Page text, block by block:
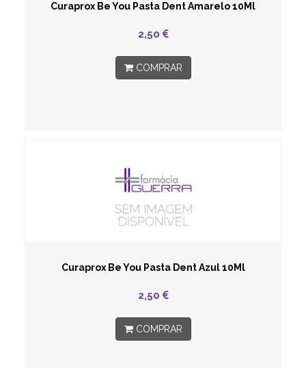
Curaprox Be You Pasta Dent Amarelo 10Ml
2,50
COMPRAR
Curaprox Be You Pasta Dent Azul 10Ml
2,50
COMPRAR